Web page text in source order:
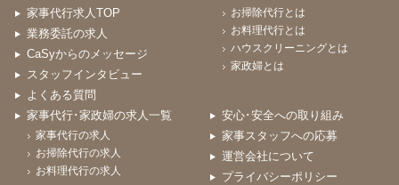
家事代行求人TOP
業務委託の求人
CaSyからのメッセージ
スタッフインタビュー
よくある質問
お掃除代行とは
お料理代行とは
ハウスクリーニングとは
家政婦とは
家事代行･家政婦の求人一覧
家事代行の求人
お掃除代行の求人
お料理代行の求人
安心･安全への取り組み
家事スタッフへの応募
運営会社について
プライバシーポリシー